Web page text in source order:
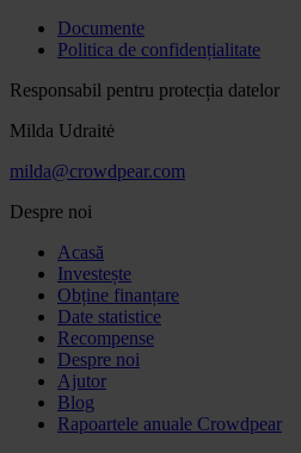
Documente
Politica de confidențialitate
Responsabil pentru protecția datelor
Milda Udraitė
milda@crowdpear.com
Despre noi
Acasă
Investește
Obține finanțare
Date statistice
Recompense
Despre noi
Ajutor
Blog
Rapoartele anuale Crowdpear